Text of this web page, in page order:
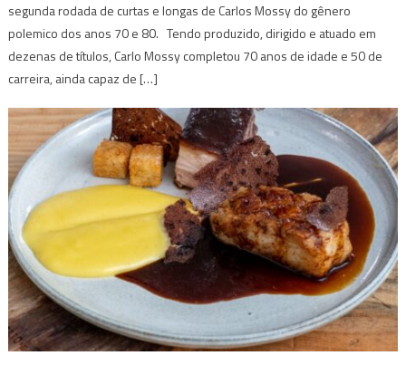
segunda rodada de curtas e longas de Carlos Mossy do gênero
polemico dos anos 70 e 80. Tendo produzido, dirigido e atuado em
dezenas de títulos, Carlo Mossy completou 70 anos de idade e 50 de
carreira, ainda capaz de […]